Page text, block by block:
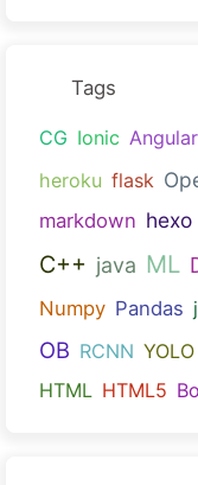
Tags
CG Ionic Angular
heroku flask
markdown hexo
C++ java ML
Numpy Pandas
OB RCNN YOLO
HTML HTML5